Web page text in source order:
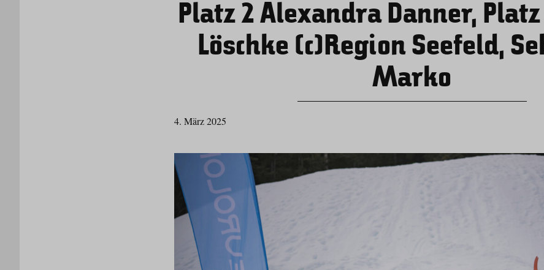
Platz 2 Alexandra Danner, Platz
Löschke (c)Region Seefeld,
Marko
4. März 2025